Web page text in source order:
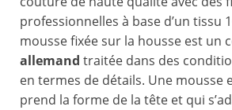
professionnelles à base d’un tissu
mousse fixée sur la housse est un
allemand traitée dans des
en termes de détails. Une mousse
prend la forme de la tête et qui